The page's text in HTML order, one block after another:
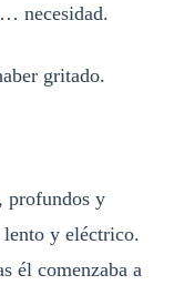
necesidad.
gritado.
profundos y
y eléctrico.
él comenzaba a